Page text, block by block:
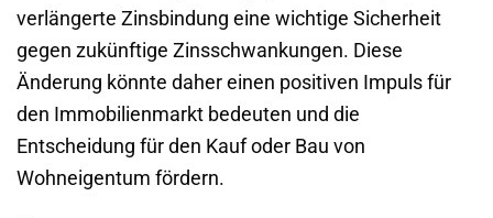
verlängerte Zinsbindung eine wichtige Sicherheit
gegen zukünftige Zinsschwankungen. Diese
Änderung könnte daher einen positiven Impuls für
den Immobilienmarkt bedeuten und die
Entscheidung für den Kauf oder Bau von
Wohneigentum fördern.